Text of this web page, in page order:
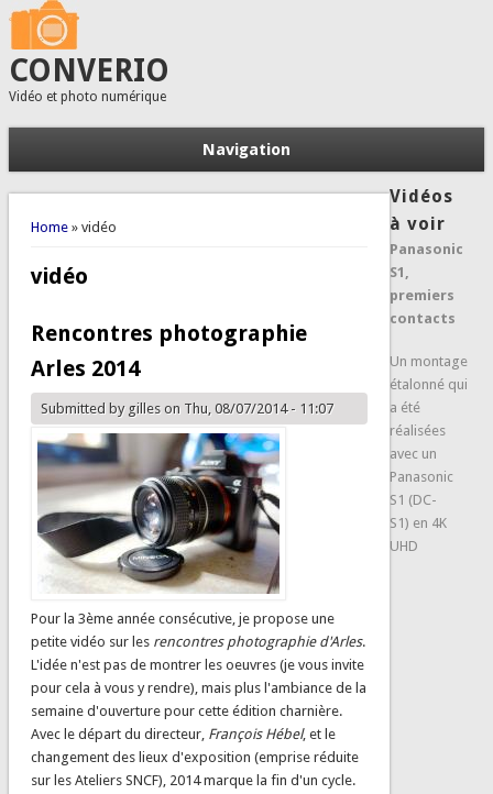
CONVERIO
Vidéo et photo numérique
Navigation
You are here
Home» vidéo
vidéo
Rencontres photographie
Arles 2014
Submitted by gilleson Thu, 08/07/2014 - 11:07
Pour la 3ème année consécutive, je propose une
petite vidéo sur les rencontres photographie d'Arles.
L'idée n'est pas de montrer les oeuvres (je vous invite
pour cela à vous y rendre), mais plus l'ambiance de la
semaine d'ouverture pour cette édition charnière.
Avec le départ du directeur, François Hébel, et le
changement des lieux d'exposition (emprise réduite
sur les Ateliers SNCF), 2014 marque la fin d'un cycle.
Vidéos
à voir
Panasonic
S1,
premiers
contacts
Un montage
étalonné qui
a été
réalisées
avec un
Panasonic
S1 (DC-
S1) en 4K
UHD